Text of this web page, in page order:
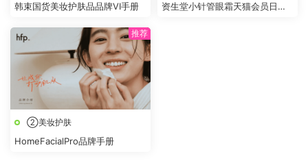
韩束国货美妆护肤品品牌VI手册
资生堂小针管眼霜天猫会员日
②美妆护肤
HomeFacialPro品牌手册